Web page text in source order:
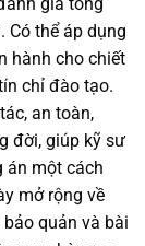
Có thể áp dụng
hành cho chiết
chỉ đào tạo.
an toàn,
đời, giúp kỹ sư
án một cách
mở rộng về
quản và bài